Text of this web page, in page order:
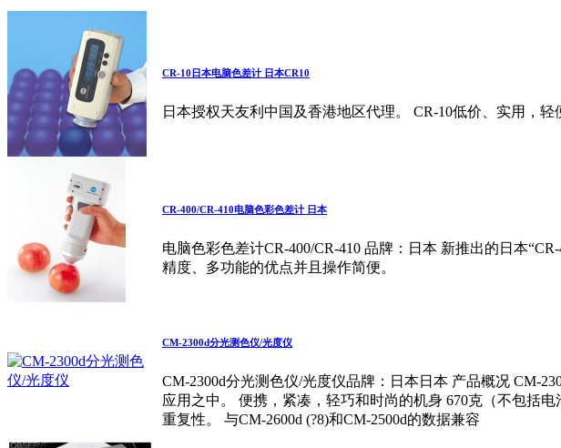
CR-10日本电脑色差计 日本CR10
日本授权天友利中国及香港地区代理。 CR-10低价、实用，轻
CR-400/CR-410电脑色彩色差计 日本
电脑色彩色差计CR-400/CR-410 品牌：日本 新推出的日本
精度、多功能的优点并且操作简便。
CM-2300d分光测色仪/光度仪
CM-2300d分光测色仪/光度仪品牌：日本日本 产品概况 CM-
应用之中。 便携，紧凑，轻巧和时尚的机身 670克（不包括
重复性。 与CM-2600d (?8)和CM-2500d的数据兼容